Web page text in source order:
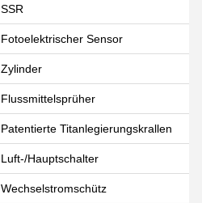
SSR
Fotoelektrischer Sensor
Zylinder
Flussmittelsprüher
Patentierte Titanlegierungskrallen
Luft-/Hauptschalter
Wechselstromschütz